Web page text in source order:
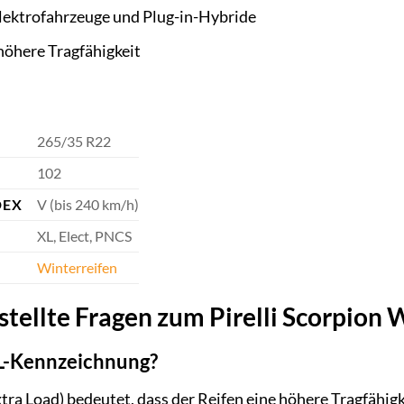
und Plug-in-Hybride
Tragfähigkeit
265/35 R22
102
V (bis 240 km/h)
XL, Elect, PNCS
Winterreifen
Fragen zum Pirelli Scorpion
Kennzeichnung?
Load) bedeutet, dass der Reifen eine höhere